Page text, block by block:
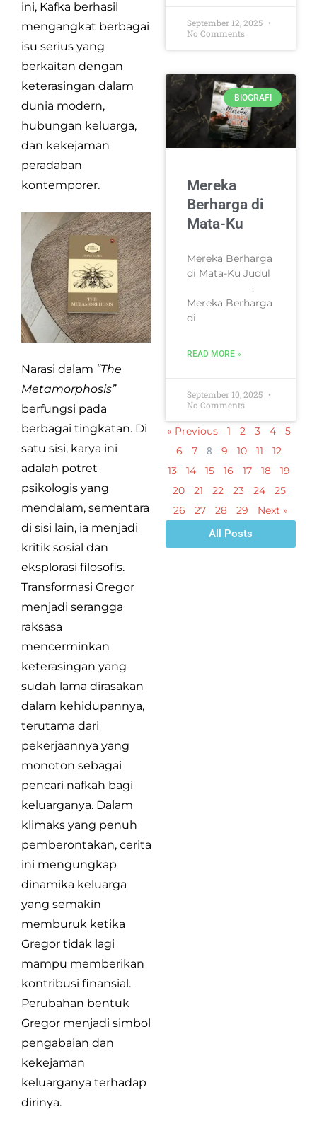
ini, Kafka berhasil
mengangkat berbagai
isu serius yang
berkaitan dengan
keterasingan dalam
dunia modern,
hubungan keluarga,
dan kekejaman
peradaban
kontemporer.
Narasi dalam “The
Metamorphosis”
berfungsi pada
berbagai tingkatan. Di
satu sisi, karya ini
adalah potret
psikologis yang
mendalam, sementara
di sisi lain, ia menjadi
kritik sosial dan
eksplorasi filosofis.
Transformasi Gregor
menjadi serangga
raksasa
mencerminkan
keterasingan yang
sudah lama dirasakan
dalam kehidupannya,
terutama dari
pekerjaannya yang
monoton sebagai
pencari nafkah bagi
keluarganya. Dalam
klimaks yang penuh
pemberontakan, cerita
ini mengungkap
dinamika keluarga
yang semakin
memburuk ketika
Gregor tidak lagi
mampu memberikan
kontribusi finansial.
Perubahan bentuk
Gregor menjadi simbol
pengabaian dan
kekejaman
keluarganya terhadap
dirinya.
September 12, 2025
No Comments
BIOGRAFI
Mereka
Berharga di
Mata-Ku
Mereka Berharga
di Mata-Ku Judul
:
Mereka Berharga
di
READ MORE »
September 10, 2025
No Comments
« Previous 1 2 3 4
5
6
7 8 9 10 11
12
13
14 15 16 17 18
19
20
21 22 23 24
25
26
27 28 29
Next »
All Posts